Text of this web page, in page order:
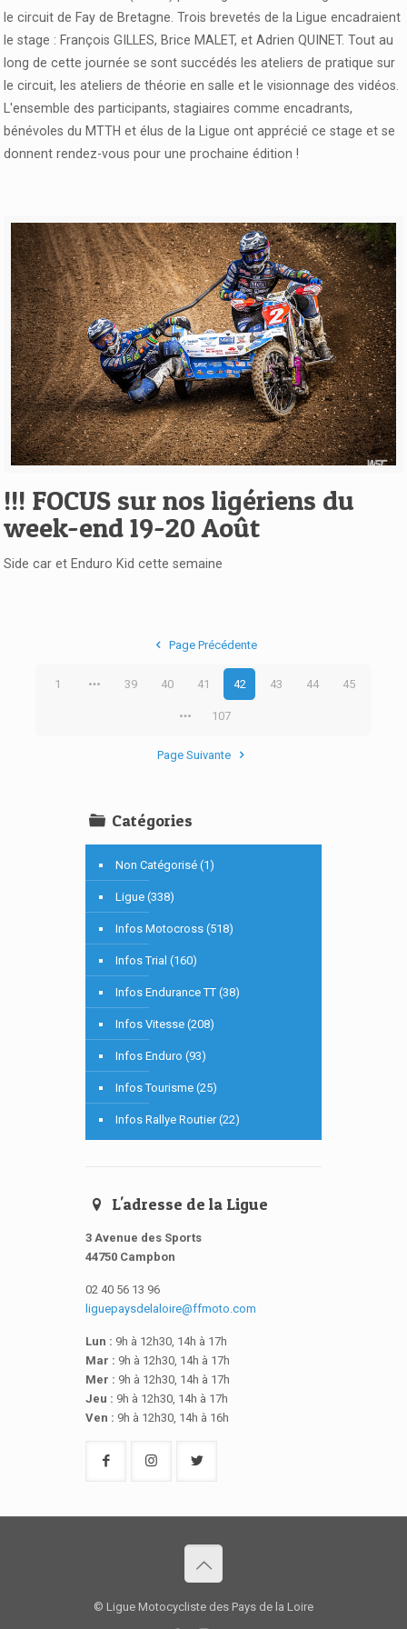
le circuit de Fay de Bretagne. Trois brevetés de la Ligue encadraient
le stage : François GILLES, Brice MALET, et Adrien QUINET. Tout au
long de cette journée se sont succédés les ateliers de pratique sur
le circuit, les ateliers de théorie en salle et le visionnage des vidéos.
L'ensemble des participants, stagiaires comme encadrants,
bénévoles du MTTH et élus de la Ligue ont apprécié ce stage et se
donnent rendez-vous pour une prochaine édition !
Voir l'article
!!! FOCUS sur nos ligériens du
week-end 19-20 Août
Side car et Enduro Kid cette semaine
Page Précédente
1 39 40 41 42 43 44 45
107
Page Suivante
Catégories
Non Catégorisé (1)
Ligue (338)
Infos Motocross (518)
Infos Trial (160)
Infos Endurance TT (38)
Infos Vitesse (208)
Infos Enduro (93)
Infos Tourisme (25)
Infos Rallye Routier (22)
L'adresse de la Ligue
3 Avenue des Sports
44750 Campbon
02 40 56 13 96
liguepaysdelaloire@ffmoto.com
Lun : 9h à 12h30, 14h à 17h
Mar : 9h à 12h30, 14h à 17h
Mer : 9h à 12h30, 14h à 17h
Jeu : 9h à 12h30, 14h à 17h
Ven : 9h à 12h30, 14h à 16h
© Ligue Motocycliste des Pays de la Loire